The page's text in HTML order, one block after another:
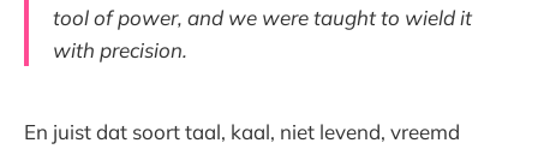
tool of power, and we were taught to wield it
with precision.
En juist dat soort taal, kaal, niet levend, vreemd